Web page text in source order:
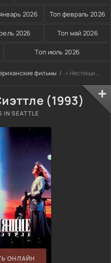
2026 Топ февраль 2026
2026 Топ май 2026
Топ июль 2026
фильмы » Неспящие в Сиэттле (1993)
(1993)
IN SEATTLE
ОНЛАЙН